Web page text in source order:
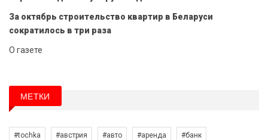
За октябрь строительство квартир в Беларуси
сократилось в три раза
О газете
МЕТКИ
#tochka #австрия #авто #аренда #банк